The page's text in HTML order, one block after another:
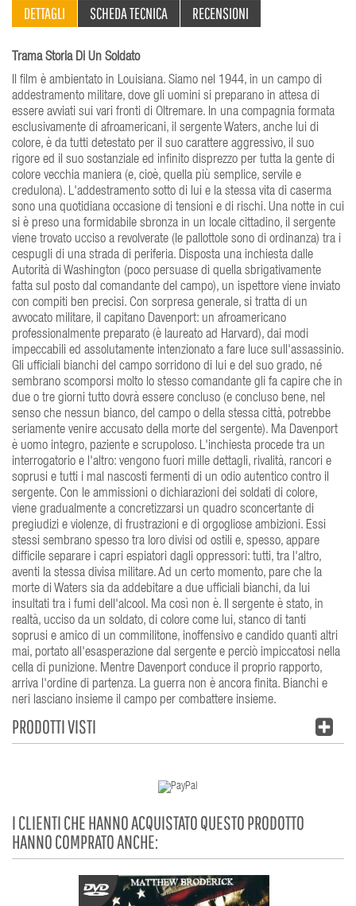
DETTAGLI SCHEDA TECNICA RECENSIONI
Trama Storia Di Un Soldato
Il film è ambientato in Louisiana. Siamo nel 1944, in un campo di
addestramento militare, dove gli uomini si preparano in attesa di
essere avviati sui vari fronti di Oltremare. In una compagnia formata
esclusivamente di afroamericani, il sergente Waters, anche lui di
colore, è da tutti detestato per il suo carattere aggressivo, il suo
rigore ed il suo sostanziale ed infinito disprezzo per tutta la gente di
colore vecchia maniera (e, cioè, quella più semplice, servile e
credulona). L'addestramento sotto di lui e la stessa vita di caserma
sono una quotidiana occasione di tensioni e di rischi. Una notte in cui
si è preso una formidabile sbronza in un locale cittadino, il sergente
viene trovato ucciso a revolverate (le pallottole sono di ordinanza) tra i
cespugli di una strada di periferia. Disposta una inchiesta dalle
Autorità di Washington (poco persuase di quella sbrigativamente
fatta sul posto dal comandante del campo), un ispettore viene inviato
con compiti ben precisi. Con sorpresa generale, si tratta di un
avvocato militare, il capitano Davenport: un afroamericano
professionalmente preparato (è laureato ad Harvard), dai modi
impeccabili ed assolutamente intenzionato a fare luce sull'assassinio.
Gli ufficiali bianchi del campo sorridono di lui e del suo grado, né
sembrano scomporsi molto lo stesso comandante gli fa capire che in
due o tre giorni tutto dovrà essere concluso (e concluso bene, nel
senso che nessun bianco, del campo o della stessa città, potrebbe
seriamente venire accusato della morte del sergente). Ma Davenport
è uomo integro, paziente e scrupoloso. L'inchiesta procede tra un
interrogatorio e l'altro: vengono fuori mille dettagli, rivalità, rancori e
soprusi e tutti i mal nascosti fermenti di un odio autentico contro il
sergente. Con le ammissioni o dichiarazioni dei soldati di colore,
viene gradualmente a concretizzarsi un quadro sconcertante di
pregiudizi e violenze, di frustrazioni e di orgogliose ambizioni. Essi
stessi sembrano spesso tra loro divisi od ostili e, spesso, appare
difficile separare i capri espiatori dagli oppressori: tutti, tra l'altro,
aventi la stessa divisa militare. Ad un certo momento, pare che la
morte di Waters sia da addebitare a due ufficiali bianchi, da lui
insultati tra i fumi dell'alcool. Ma così non è. Il sergente è stato, in
realtà, ucciso da un soldato, di colore come lui, stanco di tanti
soprusi e amico di un commilitone, inoffensivo e candido quanti altri
mai, portato all'esasperazione dal sergente e perciò impiccatosi nella
cella di punizione. Mentre Davenport conduce il proprio rapporto,
arriva l'ordine di partenza. La guerra non è ancora finita. Bianchi e
neri lasciano insieme il campo per combattere insieme.
PRODOTTI VISTI
I CLIENTI CHE HANNO ACQUISTATO QUESTO PRODOTTO
HANNO COMPRATO ANCHE: